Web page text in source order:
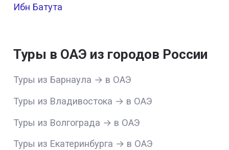
Ибн Батута
Туры в ОАЭ из городов России
Туры из Барнаула → в ОАЭ
Туры из Владивостока → в ОАЭ
Туры из Волгограда → в ОАЭ
Туры из Екатеринбурга → в ОАЭ